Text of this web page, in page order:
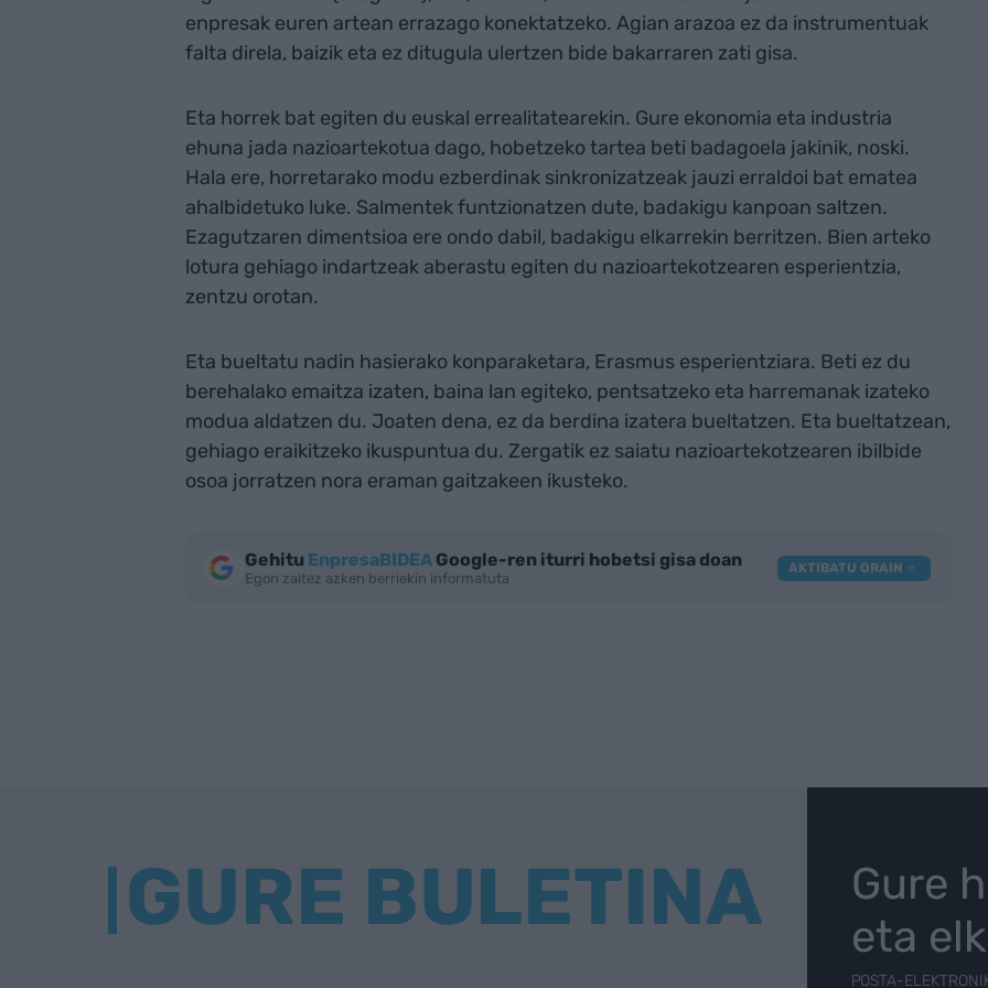
enpresak euren artean errazago konektatzeko. Agian arazoa ez da instrumentuak
falta direla, baizik eta ez ditugula ulertzen bide bakarraren zati gisa.
Eta horrek bat egiten du euskal errealitatearekin. Gure ekonomia eta industria
ehuna jada nazioartekotua dago, hobetzeko tartea beti badagoela jakinik, noski.
Hala ere, horretarako modu ezberdinak sinkronizatzeak jauzi erraldoi bat ematea
ahalbidetuko luke. Salmentek funtzionatzen dute, badakigu kanpoan saltzen.
Ezagutzaren dimentsioa ere ondo dabil, badakigu elkarrekin berritzen. Bien arteko
lotura gehiago indartzeak aberastu egiten du nazioartekotzearen esperientzia,
zentzu orotan.
Eta bueltatu nadin hasierako konparaketara, Erasmus esperientziara. Beti ez du
berehalako emaitza izaten, baina lan egiteko, pentsatzeko eta harremanak izateko
modua aldatzen du. Joaten dena, ez da berdina izatera bueltatzen. Eta bueltatzean,
gehiago eraikitzeko ikuspuntua du. Zergatik ez saiatu nazioartekotzearen ibilbide
osoa jorratzen nora eraman gaitzakeen ikusteko.
Gehitu EnpresaBIDEAGoogle-ren iturri hobetsi gisa doan
Egon zaitez azken berriekin informatuta
AKTIBATU ORAIN
GURE BULETINA
Gure
eta
POSTA-